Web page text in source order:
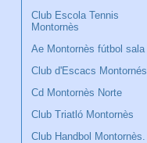
Club Escola Tennis
Montornès
Ae Montornès fútbol sala
Club d'Escacs Montornés
Cd Montornès Norte
Club Triatló Montornès
Club Handbol Montornès.